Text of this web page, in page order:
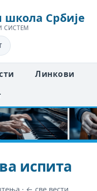
Србије
Линкови
испита